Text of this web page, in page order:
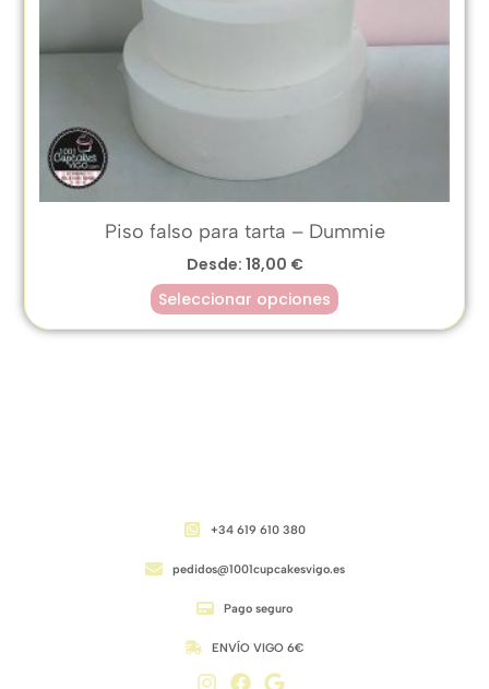
Piso falso para tarta – Dummie
Desde: 18,00 €
Seleccionar opciones
+34 619 610 380
pedidos@1001cupcakesvigo.es
Pago seguro
ENVÍO VIGO 6€